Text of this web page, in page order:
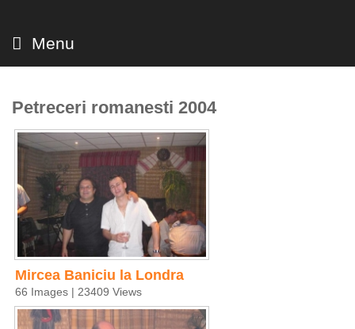
Menu
Petreceri romanesti 2004
Mircea Baniciu la Londra
66 Images | 23409 Views